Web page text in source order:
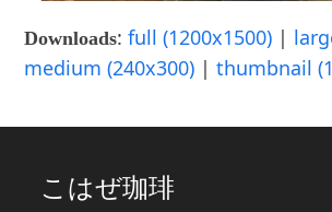
Downloads:full (1200x1500) |
medium (240x300) |thumbnail
こはぜ珈琲